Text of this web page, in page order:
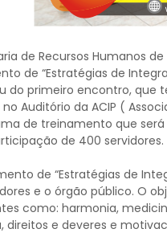
de Recursos Humanos
de “Estratégias de
do primeiro encontro, que
Auditório da ACIP (
de treinamento que será
de 400 servidores.
de “Estratégias de
e o órgão público. O
como: harmonia,
direitos e deveres e